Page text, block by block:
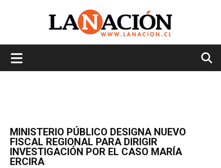
MINISTERIO PÚBLICO DESIGNA NUEVO
FISCAL REGIONAL PARA DIRIGIR
INVESTIGACIÓN POR EL CASO MARÍA
ERCIRA